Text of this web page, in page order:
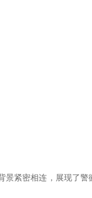
紧密相连，展现了